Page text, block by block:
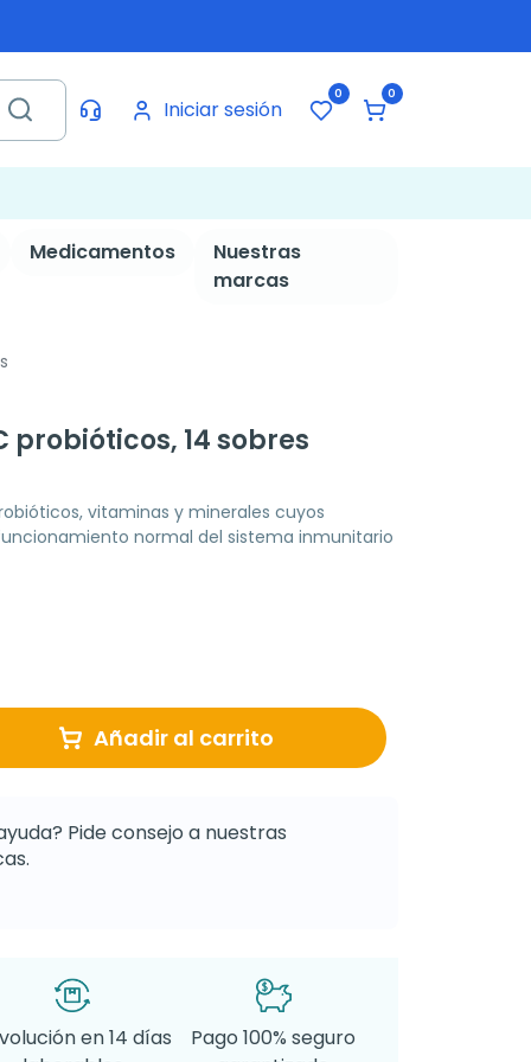
Iniciar sesión
0 0
Medicamentos
Nuestras
marcas
probióticos, 14 sobres
vitaminas y minerales cuyos
normal del sistema inmunitario
Añadir al carrito
Pide consejo a nuestras
en 14 días
Pago 100% seguro